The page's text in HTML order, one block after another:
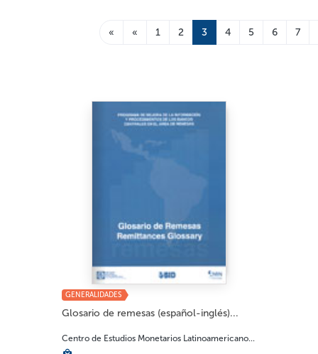
« « 1 2 3 4 5 6 7
GENERALIDADES
Glosario de remesas (español-inglés)...
Centro de Estudios Monetarios Latinoamericano...